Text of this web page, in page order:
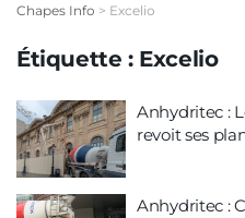
Chapes Info > Excelio
Étiquette : Excelio
Anhydritec :
revoit ses
Anhydritec :